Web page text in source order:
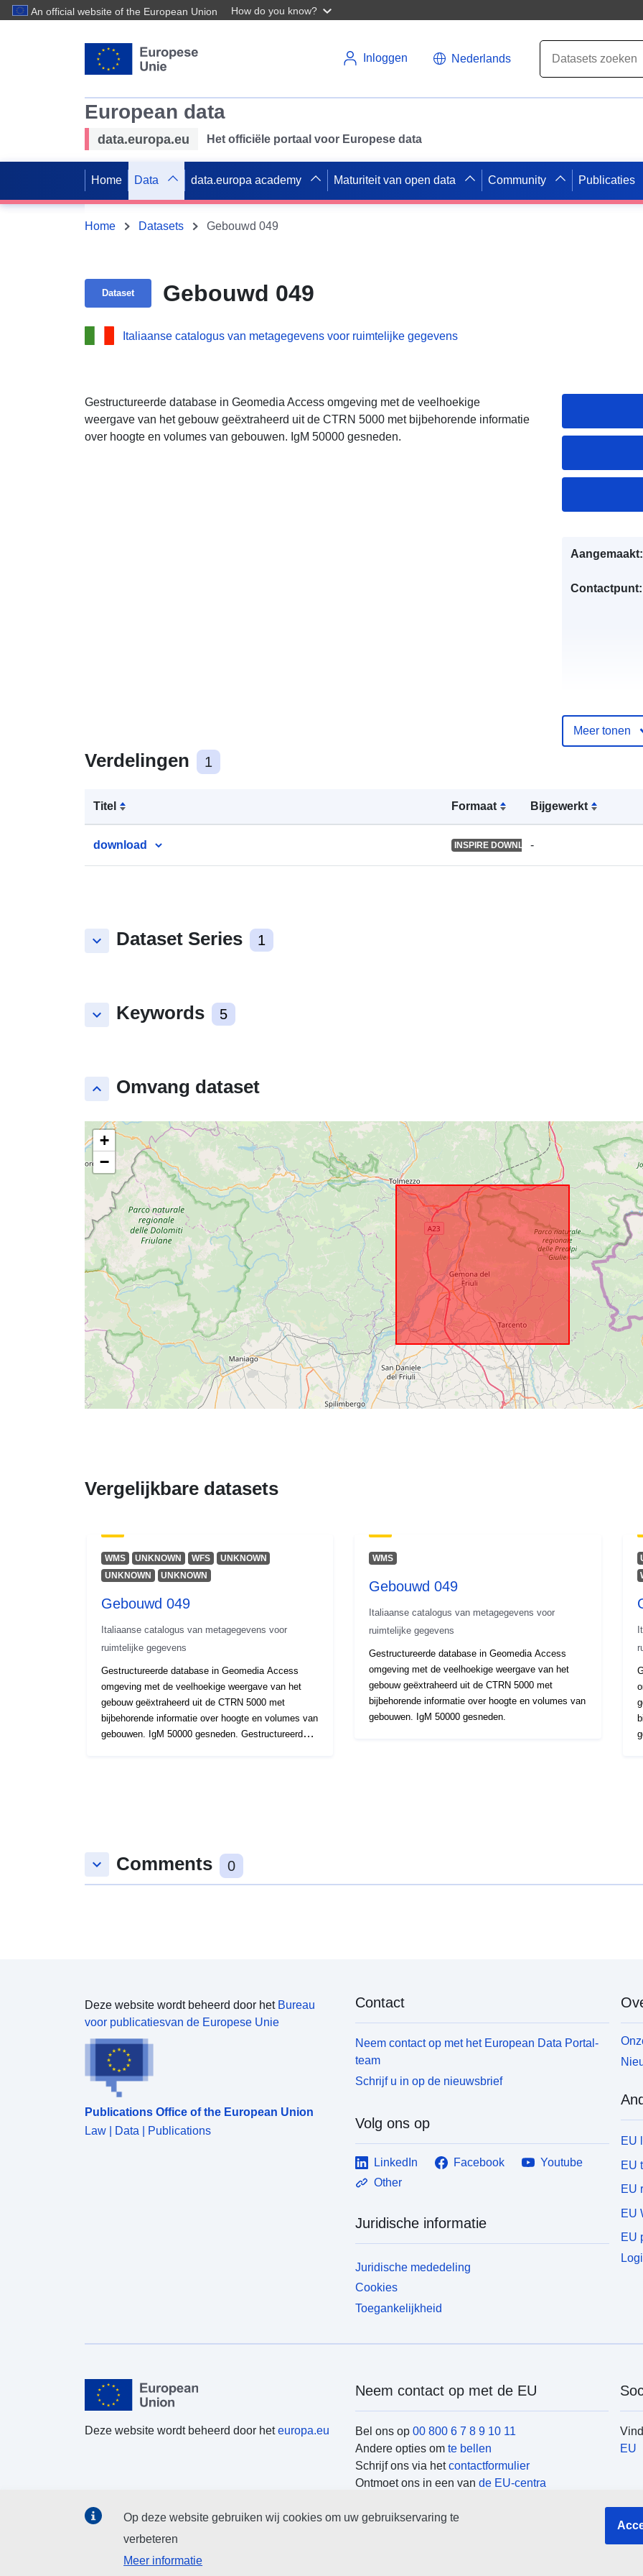
An official website of the European Union How do you know?
Inloggen Nederlands
European data
data.europa.eu Het officiële portaal voor Europese data
Home Data data.europa academy Maturiteit van open data Community Publicaties
Home Datasets Gebouwd 049
Dataset Gebouwd 049
Italiaanse catalogus van metagegevens voor ruimtelijke gegevens
Gestructureerde database in Geomedia Access omgeving met de veelhoekige
weergave van het gebouw geëxtraheerd uit de CTRN 5000 met bijbehorende informatie
over hoogte en volumes van gebouwen. IgM 50000 gesneden.
Verdelingen 1
Titel Formaat Bijgewerkt
download INSPIRE DOWNLOAD SERVICE
-
keyboard_arrow_down Dataset Series 1
keyboard_arrow_down Keywords 5
keyboard_arrow_up Omvang dataset
+
−
Aangemaakt:
Contactpunt:
Ruimtelijk:
Meer tonen
Vergelijkbare datasets
WMS UNKNOWN WFS
UNKNOWN
UNKNOWN
UNKNOWN
Gebouwd 049
Italiaanse catalogus van metagegevens voor
ruimtelijke gegevens
Gestructureerde database in Geomedia Access
omgeving met de veelhoekige weergave van het
gebouw geëxtraheerd uit de CTRN 5000 met
bijbehorende informatie over hoogte en volumes van
gebouwen. IgM 50000 gesneden. Gestructureerde
WMS
Gebouwd 049
Italiaanse catalogus van metagegevens voor
ruimtelijke gegevens
Gestructureerde database in Geomedia Access
omgeving met de veelhoekige weergave van het
gebouw geëxtraheerd uit de CTRN 5000 met
bijbehorende informatie over hoogte en volumes van
gebouwen. IgM 50000 gesneden.
keyboard_arrow_down Comments 0
Deze website wordt beheerd door het Bureau
voor publicatiesvan de Europese Unie
Publications Office of the European Union
Law | Data | Publications
Contact
Neem contact op met het European Data Portal-
team
Schrijf u in op de nieuwsbrief
Volg ons op
LinkedIn Facebook
Youtube
Other
Juridische informatie
Juridische mededeling
Cookies
Toegankelijkheid
EU
EU
EU
EU
EU
Deze website wordt beheerd door heteuropa.eu
Neem contact op met de EU
Bel ons op 00 800 6 7 8 9 10 11
Andere opties om te bellen
Schrijf ons via hetcontactformulier
Ontmoet ons in een van de EU-centra
EU
Op deze website gebruiken wij cookies om uw gebruikservaring te
verbeteren
Meer informatie